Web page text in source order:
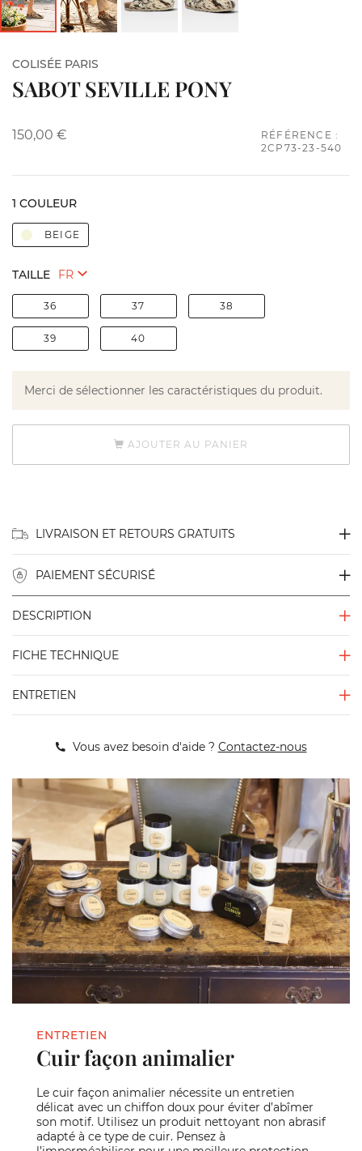
COLISÉE PARIS
SABOT SEVILLE PONY
150,00 €
RÉFÉRENCE :
2CP73-23-540
1 COULEUR
BEIGE
TAILLE
36 37 38
39 40
Merci de sélectionner les caractéristiques du produit.
AJOUTER AU PANIER
LIVRAISON ET RETOURS GRATUITS
PAIEMENT SÉCURISÉ
DESCRIPTION
FICHE TECHNIQUE
ENTRETIEN
Vous avez besoin d'aide ? Contactez-nous
ENTRETIEN
Cuir façon animalier
Le cuir façon animalier nécessite un entretien
délicat avec un chiffon doux pour éviter d’abîmer
son motif. Utilisez un produit nettoyant non abrasif
adapté à ce type de cuir. Pensez à